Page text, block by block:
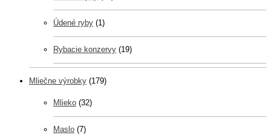
Údené ryby (1)
Rybacie konzervy (19)
Mliečne výrobky (179)
Mlieko (32)
Maslo (7)